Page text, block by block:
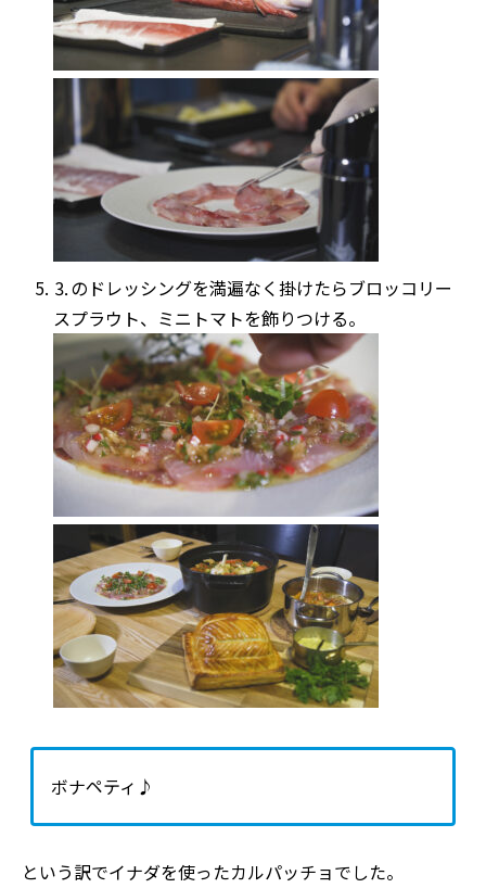
⒊のドレッシングを満遍なく掛けたらブロッコリー
スプラウト、ミニトマトを飾りつける。
ボナペティ♪
という訳でイナダを使ったカルパッチョでした。